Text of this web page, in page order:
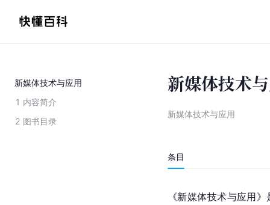
新媒体技术与应用
1 内容简介
2 图书目录
新媒体技术
新媒体技术与应用
条目
《新媒体技术与应用